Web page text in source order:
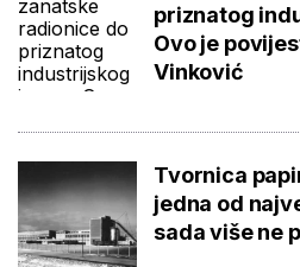
priznatog
Ovo je
Vinković
Tvornica
jedna od
sada više ne